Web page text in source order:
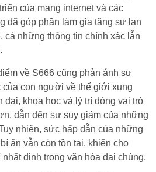
của mạng internet và các
đã góp phần làm gia tăng sự lan
cả những thông tin chính xác lẫn
về S666 cũng phản ánh sự
của con người về thế giới xung
đại, khoa học và lý trí đóng vai trò
dẫn đến sự suy giảm của những
nhiên, sức hấp dẫn của những
ẩn vẫn còn tồn tại, khiến cho
định trong văn hóa đại chúng.